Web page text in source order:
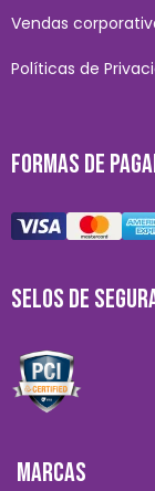
Vendas
Políticas de
FORMAS DE
SELOS DE
MARCAS